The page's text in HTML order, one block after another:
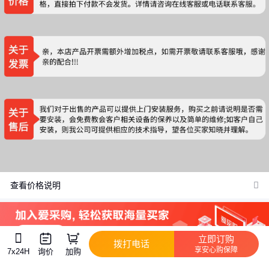
查看价格说明
活动等情况发生变化，也可能随着购买数量不同或所选规格不同而
发生变化，如用户与商家线下达成协议，以线下协议的结算价格为
准，如用户在爱采购上完成线上购买，则最终以订单结算页价格为
抢购价：商品参与营销活动的活动价格，也可能随着购买数量不同
或所选规格不同而发生变化，最终以订单结算页价格为准。
特别提示：商品详情页中（含主图）以文字或者图片形式标注的抢
为准；如您发现活动商品价格或活动信息有异常，建议购买前先咨
询商家。
7x24H 询价 加购
拨打电话 立即订购